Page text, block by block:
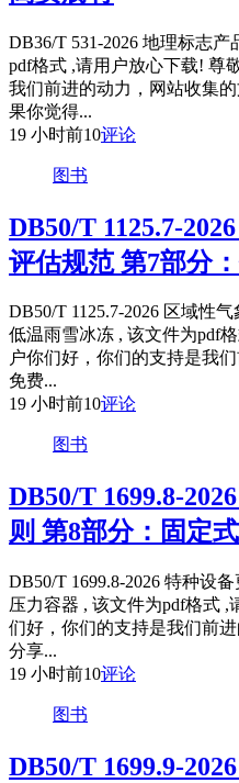
DB36/T 531-2026 地理标志
pdf格式 ,请用户放心下载! 尊
我们前进的动力，网站收集
果你觉得...
19 小时前10评论
图书
DB50/T 1125.7-
评估规范 第7部分
DB50/T 1125.7-2026 区域性
低温雨雪冰冻 , 该文件为pdf
户你们好，你们的支持是我
免费...
19 小时前10评论
图书
DB50/T 1699.8-
则 第8部分：固定
DB50/T 1699.8-2026 特种设
压力容器 , 该文件为pdf格式
们好，你们的支持是我们前
分享...
19 小时前10评论
图书
DB50/T 1699.9-